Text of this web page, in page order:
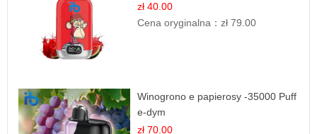
zł 40.00
Cena oryginalna：zł 79.00
Winogrono e papierosy -35000 Puff
e-dym
zł 70.00